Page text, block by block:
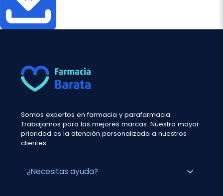
Somos expertos en farmacia y parafarmacia.
Trabajamos para las mejores marcas. Nuestra mayor
prioridad es la atención personalizada a nuestros
clientes.
¿Necesitas ayuda? expand_more